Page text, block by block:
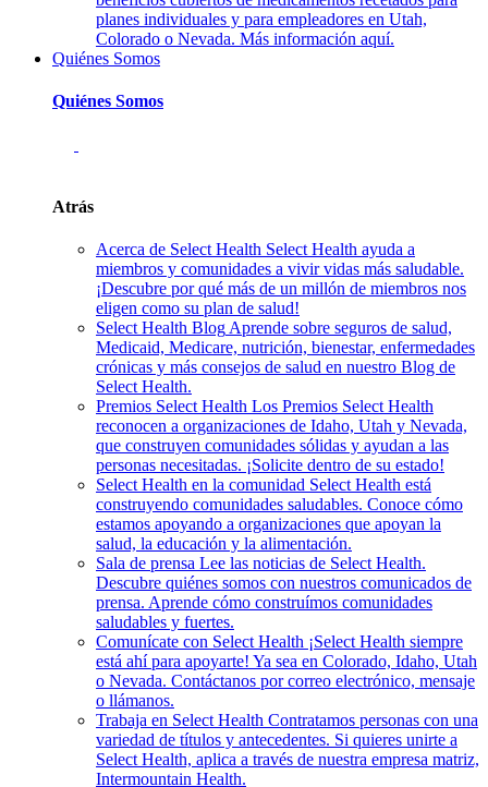
planes individuales y para empleadores en Utah,
Colorado o Nevada. Más información aquí.
Quiénes Somos
Quiénes Somos
Atrás
Acerca de Select Health Select Health ayuda a
miembros y comunidades a vivir vidas más saludable.
¡Descubre por qué más de un millón de miembros nos
eligen como su plan de salud!
Select Health Blog Aprende sobre seguros de salud,
Medicaid, Medicare, nutrición, bienestar, enfermedades
crónicas y más consejos de salud en nuestro Blog de
Select Health.
Premios Select Health Los Premios Select Health
reconocen a organizaciones de Idaho, Utah y Nevada,
que construyen comunidades sólidas y ayudan a las
personas necesitadas. ¡Solicite dentro de su estado!
Select Health en la comunidad Select Health está
construyendo comunidades saludables. Conoce cómo
estamos apoyando a organizaciones que apoyan la
salud, la educación y la alimentación.
Sala de prensa Lee las noticias de Select Health.
Descubre quiénes somos con nuestros comunicados de
prensa. Aprende cómo construímos comunidades
saludables y fuertes.
Comunícate con Select Health ¡Select Health siempre
está ahí para apoyarte! Ya sea en Colorado, Idaho, Utah
o Nevada. Contáctanos por correo electrónico, mensaje
o llámanos.
Trabaja en Select Health Contratamos personas con una
variedad de títulos y antecedentes. Si quieres unirte a
Select Health, aplica a través de nuestra empresa matriz,
Intermountain Health.